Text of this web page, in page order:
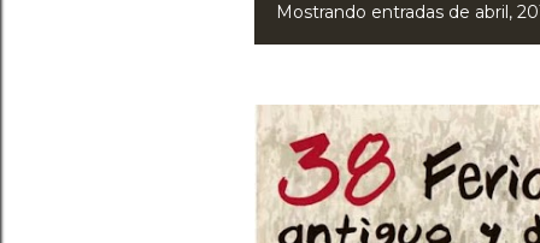
E
t
r
a
Mostrando entradas de abril,